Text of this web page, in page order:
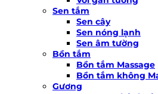
Sen tắm
Sen cây
Sen nóng lạnh
Sen âm tường
Bồn tắm
Bồn tắm Massage
Bồn tắm không
Gương